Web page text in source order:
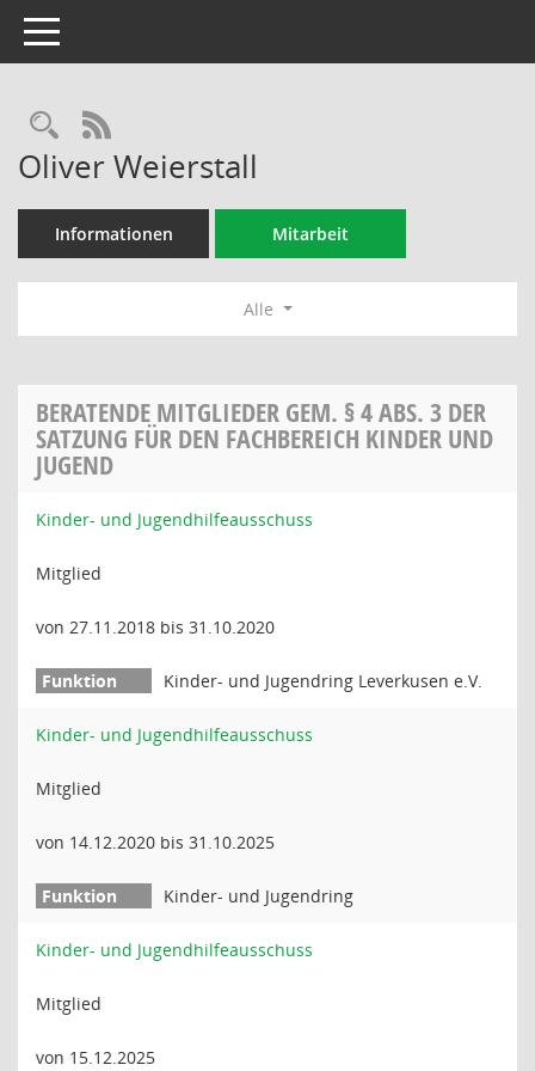
Toggle navigation
Rechercheauswahl
RSS-Feed
Oliver Weierstall
Informationen Mitarbeit
Alle
BERATENDE MITGLIEDER GEM. § 4 ABS. 3 DER
SATZUNG FÜR DEN FACHBEREICH KINDER UND
JUGEND
Kinder- und Jugendhilfeausschuss
Mitglied
von 27.11.2018 bis 31.10.2020
Kinder- und Jugendring Leverkusen e.V.
Kinder- und Jugendhilfeausschuss
Mitglied
von 14.12.2020 bis 31.10.2025
Kinder- und Jugendring
Kinder- und Jugendhilfeausschuss
Mitglied
von 15.12.2025